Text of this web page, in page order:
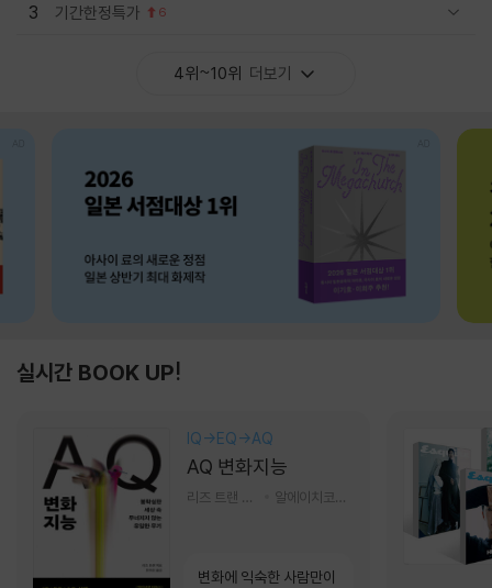
3 기간한정특가 6
4위~10위 더보기
실시간 BOOK UP!
IQ→EQ→AQ
AQ 변화지능
변화에 익숙한 사람만이